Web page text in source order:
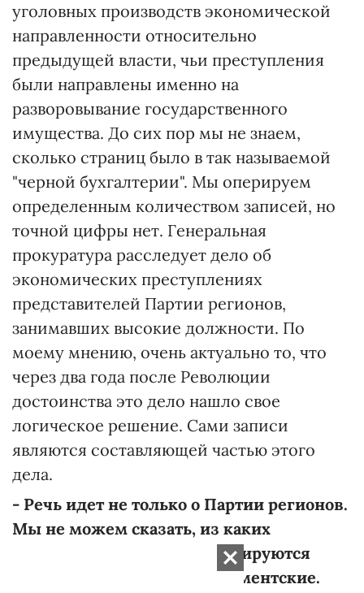
уголовных производств экономической
направленности относительно
предыдущей власти, чьи преступления
были направлены именно на
разворовывание государственного
имущества. До сих пор мы не знаем,
сколько страниц было в так называемой
"черной бухгалтерии". Мы оперируем
определенным количеством записей, но
точной цифры нет. Генеральная
прокуратура расследует дело об
экономических преступлениях
представителей Партии регионов,
занимавших высокие должности. По
моему мнению, очень актуально то, что
через два года после Революции
достоинства это дело нашло свое
логическое решение. Сами записи
являются составляющей частью этого
дела.
- Речь идет не только о Партии регионов.
Мы не можем сказать, из каких
источников сегодня финансируются
партии, в частности и парламентские.